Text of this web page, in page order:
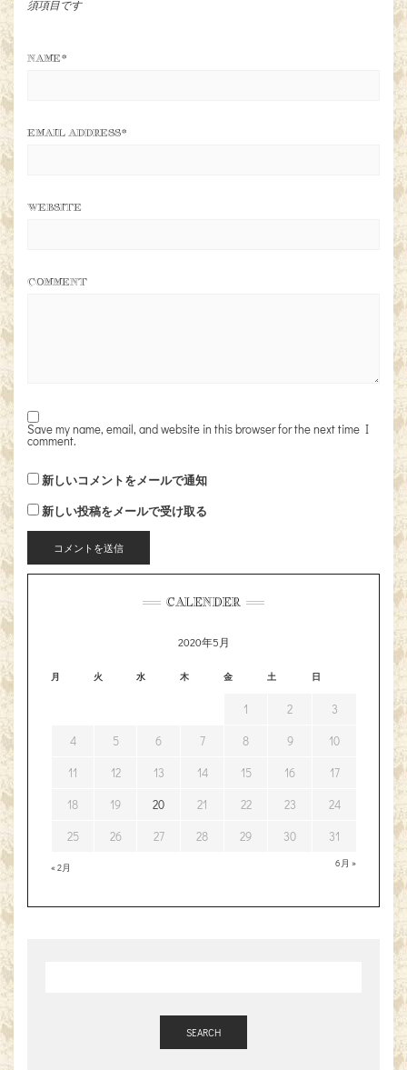
須項目です
NAME*
EMAIL ADDRESS*
WEBSITE
COMMENT
Save my name, email, and website in this browser for the next time I
comment.
新しいコメントをメールで通知
新しい投稿をメールで受け取る
CALENDER
2020年5月
月 火 水 木 金 土 日
« 2月 6月 »
1 2 3
4 5 6 7 8 9 10
11 12 13 14 15 16 17
18 19 20 21 22 23 24
25 26 27 28 29 30 31
SEARCH